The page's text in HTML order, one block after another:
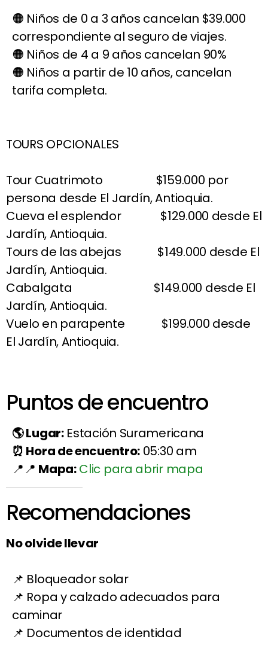
Niños de 0 a 3 años cancelan $39.000
correspondiente al seguro de viajes.
Niños de 4 a 9 años cancelan 90%
Niños a partir de 10 años, cancelan
tarifa completa.
TOURS OPCIONALES
Tour Cuatrimoto $159.000 por
persona desde El Jardín, Antioquia.
Cueva el esplendor $129.000 desde El
Jardín, Antioquia.
Tours de las abejas $149.000 desde El
Jardín, Antioquia.
Cabalgata $149.000 desde El
Jardín, Antioquia.
Vuelo en parapente $199.000 desde
El Jardín, Antioquia.
Puntos de encuentro
Lugar:Estación Suramericana
Hora de encuentro: 05:30 am
Mapa:Clic para abrir mapa
Recomendaciones
No olvide llevar
Bloqueador solar
Ropa y calzado adecuados para
caminar
Documentos de identidad